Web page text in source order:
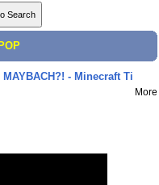
MAYBACH?! - Minecraft Ti
More